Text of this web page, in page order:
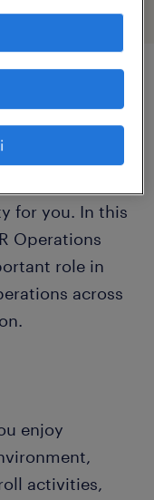
and
for you. In this
Operations
role in
across
enjoy
activities,